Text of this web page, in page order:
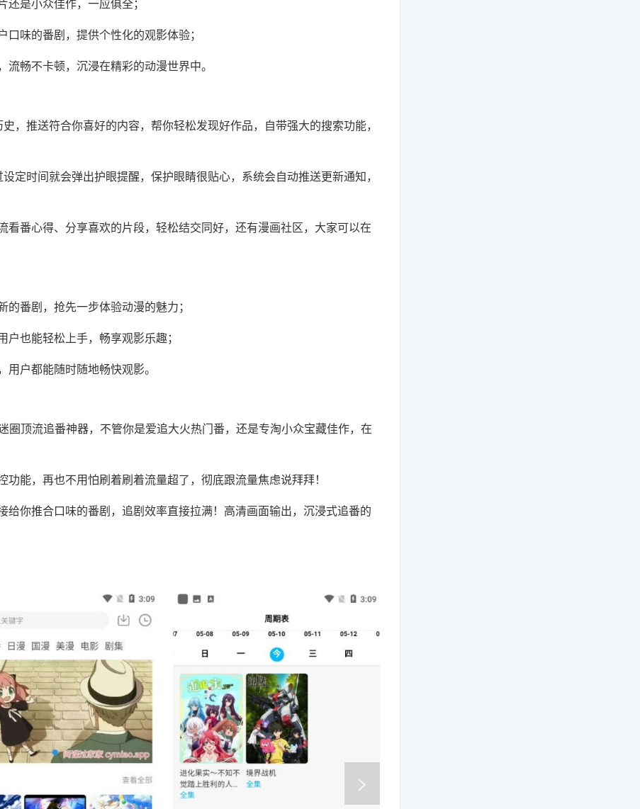
是小众佳作，一应俱全；
味的番剧，提供个性化的观影体验；
畅不卡顿，沉浸在精彩的动漫世界中。
，推送符合你喜好的内容，帮你轻松发现好作品，自带强大的搜索功能，
定时间就会弹出护眼提醒，保护眼睛很贴心，系统会自动推送更新通知，
番心得、分享喜欢的片段，轻松结交同好，还有漫画社区，大家可以在
番剧，抢先一步体验动漫的魅力；
也能轻松上手，畅享观影乐趣；
户都能随时随地畅快观影。
顶流追番神器，不管你是爱追大火热门番，还是专淘小众宝藏佳作，在
能，再也不用怕刷着刷着流量超了，彻底跟流量焦虑说拜拜！
你推合口味的番剧，追剧效率直接拉满！高清画面输出，沉浸式追番的